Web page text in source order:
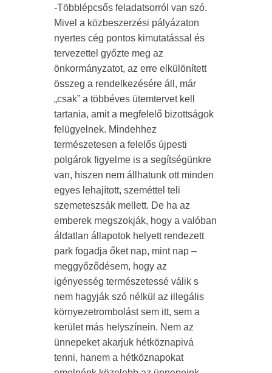
-Többlépcsős feladatsorról van szó.
Mivel a közbeszerzési pályázaton
nyertes cég pontos kimutatással és
tervezettel győzte meg az
önkormányzatot, az erre elkülönített
összeg a rendelkezésére áll, már
„csak” a többéves ütemtervet kell
tartania, amit a megfelelő bizottságok
felügyelnek. Mindehhez
természetesen a felelős újpesti
polgárok figyelme is a segítségünkre
van, hiszen nem állhatunk ott minden
egyes lehajított, szeméttel teli
szemeteszsák mellett. De ha az
emberek megszokják, hogy a valóban
áldatlan állapotok helyett rendezett
park fogadja őket nap, mint nap –
meggyőződésem, hogy az
igényesség természetessé válik s
nem hagyják szó nélkül az illegális
környezetrombolást sem itt, sem a
kerület más helyszínein. Nem az
ünnepeket akarjuk hétköznapivá
tenni, hanem a hétköznapokat